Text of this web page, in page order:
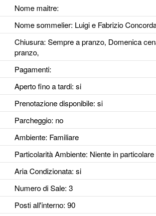
Nome maitre:
Nome sommelier: Luigi e Fabrizio
Chiusura: Sempre a pranzo, Domenica
pranzo,
Pagamenti:
Aperto fino a tardi: si
Prenotazione disponibile: si
Parcheggio: no
Ambiente: Familiare
Particolarità Ambiente: Niente in particolare
Aria Condizionata: si
Numero di Sale: 3
Posti all'interno: 90